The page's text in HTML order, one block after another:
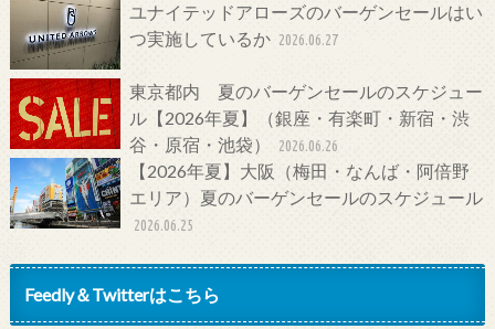
ユナイテッドアローズのバーゲンセールはい
つ実施しているか 2026.06.27
東京都内 夏のバーゲンセールのスケジュー
ル【2026年夏】（銀座・有楽町・新宿・渋
谷・原宿・池袋）
2026.06.26
【2026年夏】大阪（梅田・なんば・阿倍野
エリア）夏のバーゲンセールのスケジュール
2026.06.25
Feedly＆Twitterはこちら